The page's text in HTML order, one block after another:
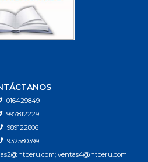
016429849
997812229
989122806
932580399
ventas4@ntperu.com